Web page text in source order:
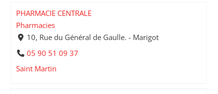
PHARMACIE CENTRALE
Pharmacies
10, Rue du Général de Gaulle. - Marigot
05 90 51 09 37
Saint Martin